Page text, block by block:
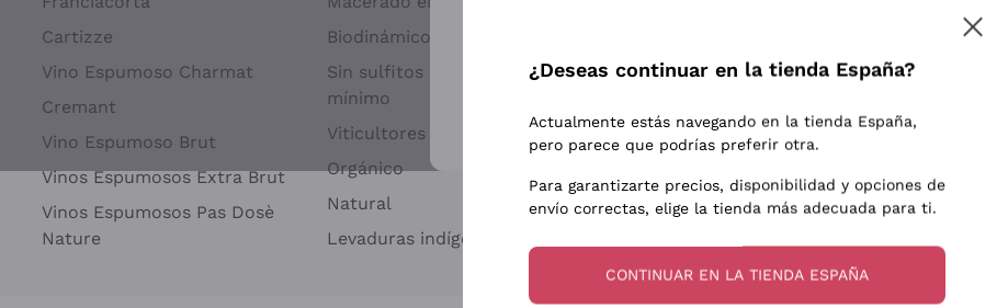
Cartizze
Vino Espumoso Charmat
Cremant
Vino Espumoso Brut
Vinos Espumosos Extra Brut
Vinos Espumosos Pas Dosè
Nature
Biodinámico
Sin sulfitos añadidos o
mínimo
Viticultores Independientes
Orgánico
Natural
Levaduras indígenas
Biondi Santi
Argiolas
Zenato
Ca' dei Frati
Sancerre
Pinot Gris
Sauvignon
Suscribirme
Para más información, lee nuestraPolítica de privacidad
¿Deseas continuar en la tienda España?
Actualmente estás navegando en la tienda España,
pero parece que podrías preferir otra.
Para garantizarte precios, disponibilidad y opciones de
envío correctas, elige la tienda más adecuada para ti.
CONTINUAR EN LA TIENDA ESPAÑA